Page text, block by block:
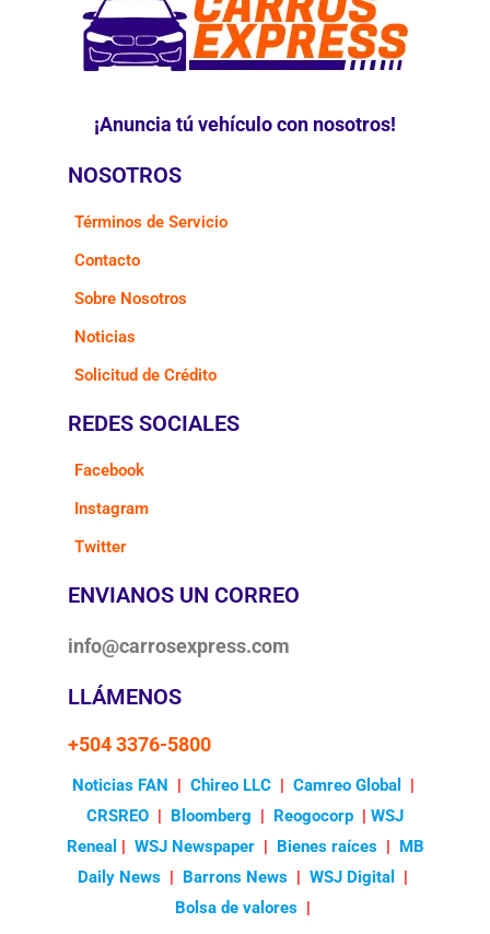
¡Anuncia tú vehículo con nosotros!
NOSOTROS
Términos de Servicio
Contacto
Sobre Nosotros
Noticias
Solicitud de Crédito
REDES SOCIALES
Facebook
Instagram
Twitter
ENVIANOS UN CORREO
info@carrosexpress.com
LLÁMENOS
+504 3376-5800
Noticias FAN | Chireo LLC| Camreo Global
|
CRSREO | Bloomberg | Reogocorp | WSJ
Reneal | WSJ Newspaper| Bienes raíces| MB
Daily News | Barrons News | WSJ Digital
|
Bolsa de valores |